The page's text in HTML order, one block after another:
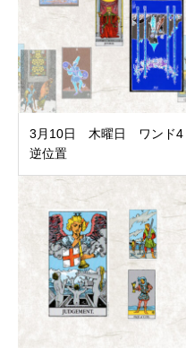
3月10日 木曜日 ワンド4
逆位置